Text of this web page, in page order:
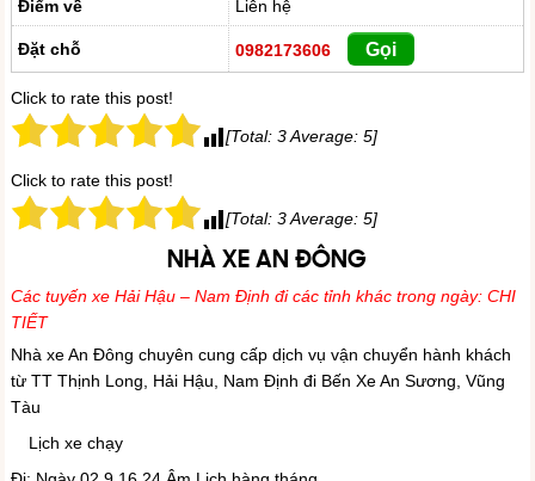
Điểm về Liên hệ
Đặt chỗ 0982173606 Gọi
Click to rate this post!
[Total: 3Average: 5]
Click to rate this post!
[Total: 3Average: 5]
NHÀ XE AN ĐÔNG
Các tuyến xe Hải Hậu – Nam Định đi các tỉnh khác trong ngày: CHI
TIẾT
Nhà xe An Đông chuyên cung cấp dịch vụ vận chuyển hành khách
từ TT Thịnh Long, Hải Hậu, Nam Định đi Bến Xe An Sương, Vũng
Tàu
Lịch xe chạy